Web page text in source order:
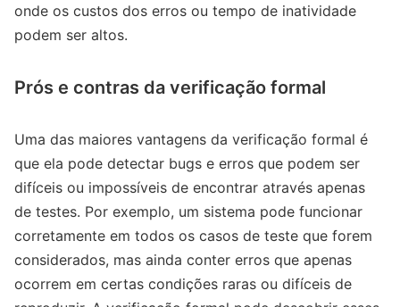
onde os custos dos erros ou tempo de inatividade
podem ser altos.
Prós e contras da verificação formal
Uma das maiores vantagens da verificação formal é
que ela pode detectar bugs e erros que podem ser
difíceis ou impossíveis de encontrar através apenas
de testes. Por exemplo, um sistema pode funcionar
corretamente em todos os casos de teste que forem
considerados, mas ainda conter erros que apenas
ocorrem em certas condições raras ou difíceis de